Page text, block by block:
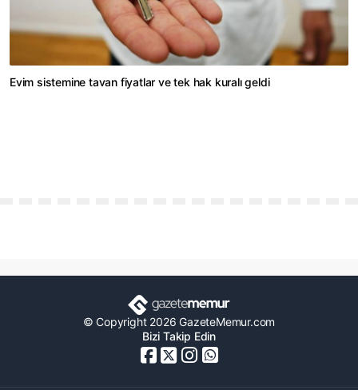
Evim sistemine tavan fiyatlar ve tek hak kuralı geldi
© Copyright 2026 GazeteMemur.com
Bizi Takip Edin